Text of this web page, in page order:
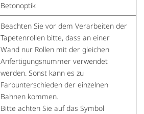
Betonoptik
Beachten Sie vor dem Verarbeiten der
Tapetenrollen bitte, dass an einer
Wand nur Rollen mit der gleichen
Anfertigungsnummer verwendet
werden. Sonst kann es zu
Farbunterschieden der einzelnen
Bahnen kommen.
Bitte achten Sie auf das Symbol